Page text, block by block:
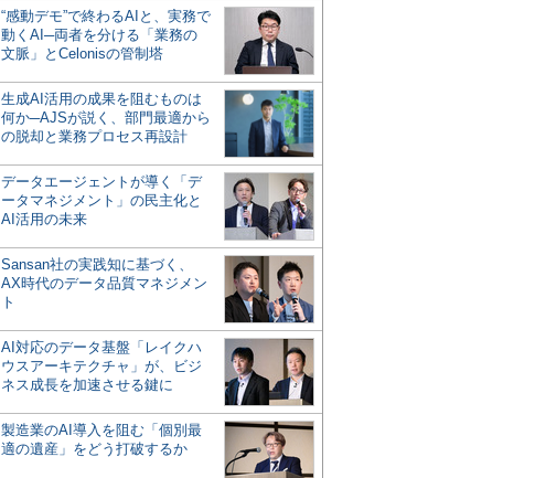
“感動デモ”で終わるAIと、実務で
動くAI─両者を分ける「業務の
文脈」とCelonisの管制塔
生成AI活用の成果を阻むものは
何か─AJSが説く、部門最適から
の脱却と業務プロセス再設計
データエージェントが導く「デ
ータマネジメント」の民主化と
AI活用の未来
Sansan社の実践知に基づく、
AX時代のデータ品質マネジメン
ト
AI対応のデータ基盤「レイクハ
ウスアーキテクチャ」が、ビジ
ネス成長を加速させる鍵に
製造業のAI導入を阻む「個別最
適の遺産」をどう打破するか